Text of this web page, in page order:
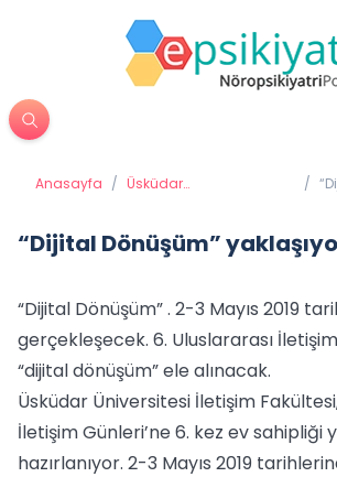
Anasayfa / Üsküdar
/
“Dijital Dönüşüm”
“Dijital Dönüşüm” . 2-3 Mayıs 2019
gerçekleşecek. 6. Uluslararası
“dijital dönüşüm” ele alınacak.
Üsküdar Üniversitesi İletişim
İletişim Günleri’ne 6. kez ev sahipliği
hazırlanıyor. 2-3 Mayıs 2019